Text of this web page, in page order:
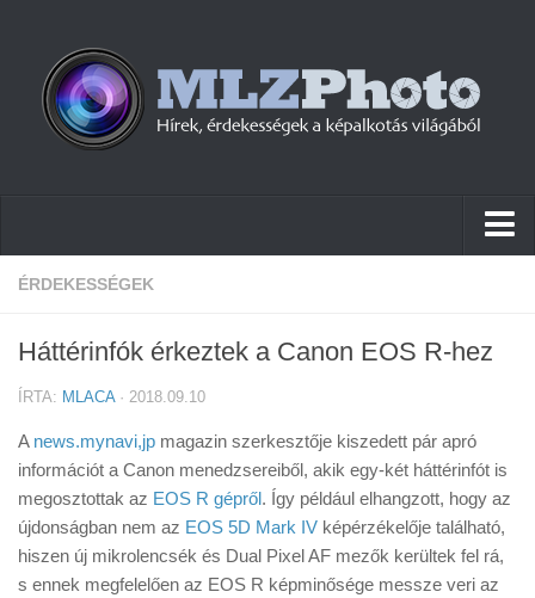
Hírek
Cikkek
Firmware
Tudástár
Tanácsok
Érdekességek
ÉRDEKESSÉGEK
Háttérinfók érkeztek a Canon EOS R-hez
ÍRTA: MLACA· 2018.09.10
A news.mynavi,jp magazin szerkesztője kiszedett pár apró
információt a Canon menedzsereiből, akik egy-két háttérinfót is
megosztottak az EOS R gépről. Így például elhangzott, hogy az
újdonságban nem az EOS 5D Mark IV képérzékelője található,
hiszen új mikrolencsék és Dual Pixel AF mezők kerültek fel rá,
s ennek megfelelően az EOS R képminősége messze veri az